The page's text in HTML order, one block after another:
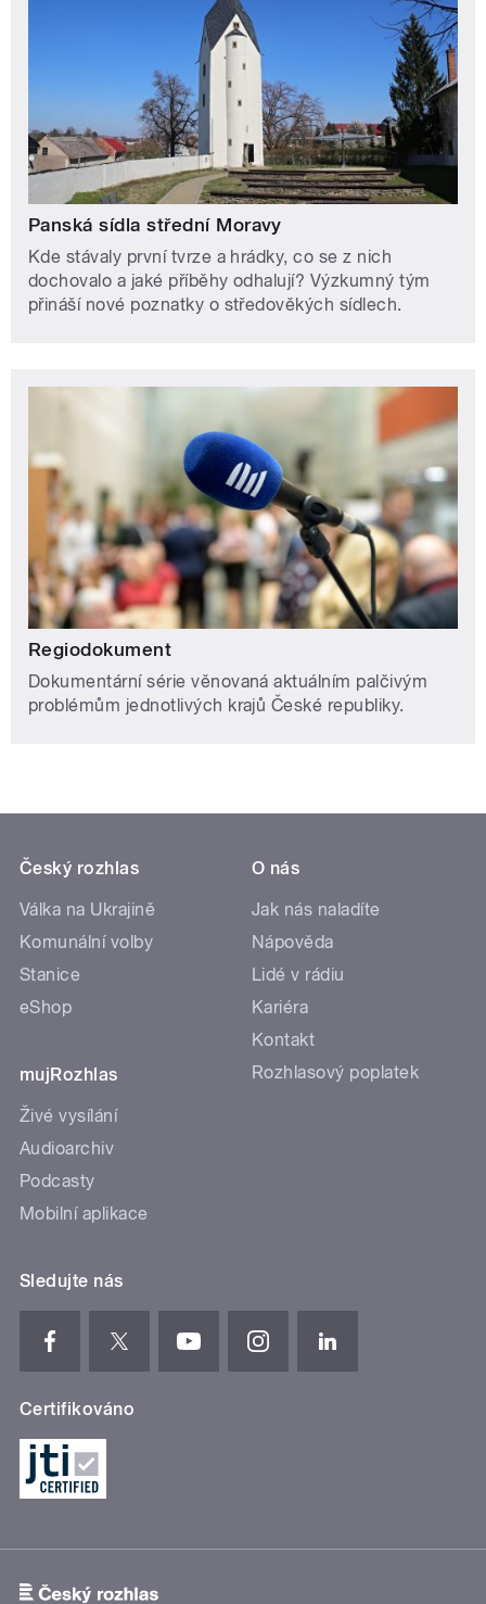
Panská sídla střední Moravy
Kde stávaly první tvrze a hrádky, co se z nich
dochovalo a jaké příběhy odhalují? Výzkumný tým
přináší nové poznatky o středověkých sídlech.
Regiodokument
Dokumentární série věnovaná aktuálním palčivým
problémům jednotlivých krajů České republiky.
Český rozhlas
Válka na Ukrajině
Komunální volby
Stanice
eShop
mujRozhlas
Živé vysílání
Audioarchiv
Podcasty
Mobilní aplikace
O nás
Jak nás naladíte
Nápověda
Lidé v rádiu
Kariéra
Kontakt
Rozhlasový poplatek
Sledujte nás
Certifikováno